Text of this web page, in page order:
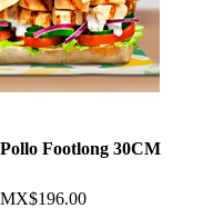
Pollo Footlong 30CM
MX$196.00